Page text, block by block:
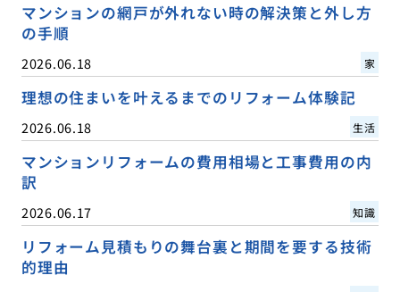
マンションの網戸が外れない時の解決策と外し方
の手順
2026.06.18 家
理想の住まいを叶えるまでのリフォーム体験記
2026.06.18 生活
マンションリフォームの費用相場と工事費用の内
訳
2026.06.17 知識
リフォーム見積もりの舞台裏と期間を要する技術
的理由